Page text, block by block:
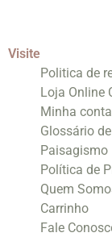
Visite
Politica de
Loja Online
Minha conta
Glossário
Paisagismo
Política de
Quem
Carrinho
Fale